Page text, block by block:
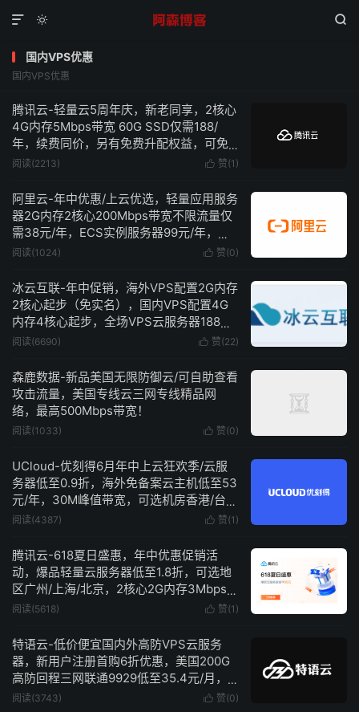
 

国内VPS优惠
国内VPS优惠
腾讯云-轻量云5周年庆，新老同享，2核心
4G内存5Mbps带宽 60G SSD仅需188/
年，续费同价，另有免费升配权益，可免
费升级为4核心4G内存
 赞(1 )
阅读(2213)
阿里云-年中优惠/上云优选，轻量应用服务
器2G内存2核心200Mbps带宽不限流量仅
需38元/年，ECS实例服务器99元/年，续
费同价！！！
 赞(0)
阅读(1024)
冰云互联-年中促销，海外VPS配置2G内存
2核心起步（免实名），国内VPS配置4G
内存4核心起步，全场VPS云服务器188元/
年起！
 赞(22)
阅读(6690)
森鹿数据-新品美国无限防御云/可自助查看
攻击流量，美国专线云三网专线精品网
络，最高500Mbps带宽！
 赞(0)
阅读(1033)
UCloud-优刻得6月年中上云狂欢季/云服
务器低至0.9折，海外免备案云主机低至53
元/年，30M峰值带宽，可选机房香港/台
北/东京/新加坡/曼谷/洛杉矶
 赞(1 )
阅读(4387)
腾讯云-618夏日盛惠，年中优惠促销活
动，爆品轻量云服务器低至1.8折，可选地
区广州/上海/北京，2核心2G内存3Mbps带
宽低至95元/年
 赞(1 )
阅读(5618)
特语云-低价便宜国内外高防VPS云服务
器，新用户注册首购6折优惠，美国200G
高防回程三网联通9929低至35.4元/月，
湖北电信100G高防低至47.6元/月
 赞(0)
阅读(3743)